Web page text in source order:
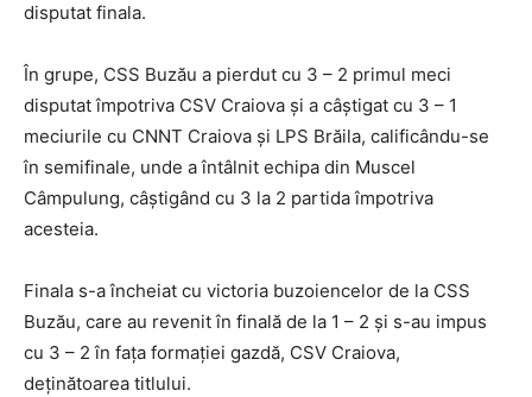
disputat finala.
În grupe, CSS Buzău a pierdut cu 3 – 2 primul meci
disputat împotriva CSV Craiova și a câștigat cu 3 – 1
meciurile cu CNNT Craiova și LPS Brăila, calificându-se
în semifinale, unde a întâlnit echipa din Muscel
Câmpulung, câștigând cu 3 la 2 partida împotriva
acesteia.
Finala s-a încheiat cu victoria buzoiencelor de la CSS
Buzău, care au revenit în finală de la 1 – 2 și s-au impus
cu 3 – 2 în fața formației gazdă, CSV Craiova,
deținătoarea titlului.